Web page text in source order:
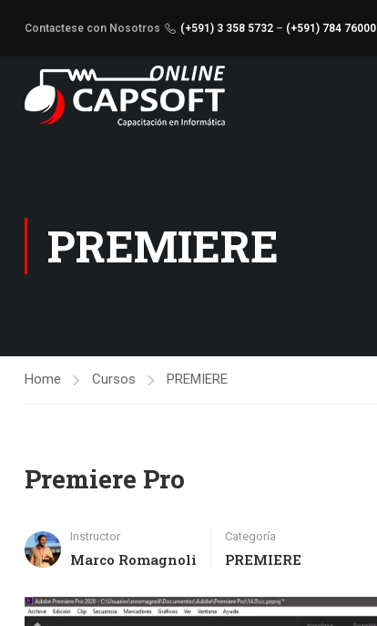
Contactese con Nosotros (+591) 3 358 5732 – (+591) 784 76000
PREMIERE
Home Cursos PREMIERE
Premiere Pro
Instructor
Marco Romagnoli
Categoría
PREMIERE